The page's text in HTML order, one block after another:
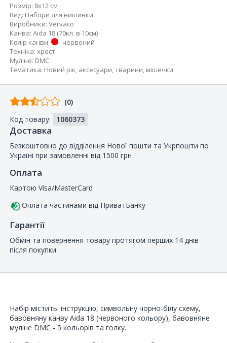
Розмір: 8x12 см
Вид: Набори для вишивки
Виробники: Vervaco
Канва: Aida 18 (70кл. в 10см)
Колір канви:
червоний
Техніка: хрест
Муліне: DMC
Тематика: Новий рік, аксесуари,тварини, мішечки
Відгуків
покупців
(0)
Код товару:
1060373
Доставка
Безкоштовно до відділення Нової пошти та Укрпошти по
Україні при замовленні від 1500 грн
Оплата
Картою Visa/MasterCard
Оплата частинами від ПриватБанку
Гарантії
Обмін та повернення товару протягом перших 14 днів
після покупки
Набір містить: інструкцію, символьну чорно-білу схему,
бавовняну канву Aida 18 (червоного кольору), бавовняне
муліне DMC - 5 кольорів та голку.